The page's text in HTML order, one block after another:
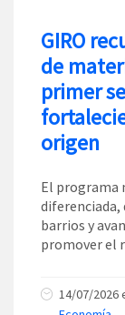
GIRO
de
primer
origen
El programa
barrios y
promover el
14/07/2026